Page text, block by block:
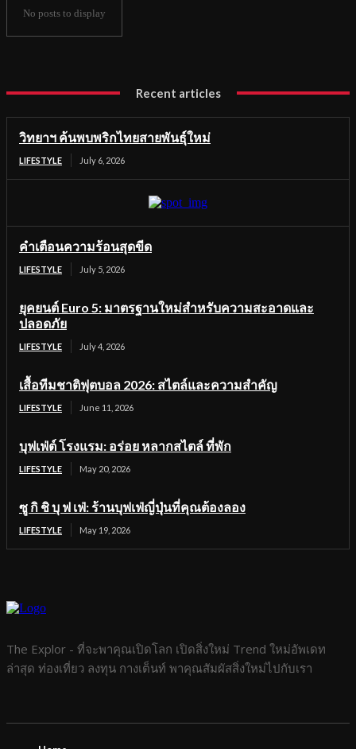
No posts to display
Recent articles
วิทยาฯ ค้นพบพริกไทยสายพันธุ์ใหม่
LIFESTYLE July 6, 2026
คำเตือนความร้อนสุดขีด
LIFESTYLE July 5, 2026
ยุคยนต์ Euro 5: มาตรฐานใหม่สำหรับความสะอาดและ
ปลอดภัย
LIFESTYLE July 4, 2026
เสื้อทีมชาติฟุตบอล 2026: สไตล์และความสำคัญ
LIFESTYLE June 11, 2026
บุฟเฟ่ต์ โรงแรม: อร่อย หลากสไตล์ ที่พัก
LIFESTYLE May 20, 2026
ซู กิ ชิ บุ ฟ เฟ่: ร้านบุฟเฟ่ญี่ปุ่นที่คุณต้องลอง
LIFESTYLE May 19, 2026
The Explor - ที่จะพาคุณเปิดโลก เปิดสิ่งใหม่ Trend ใหม่อัพเดท
ล่าสุด ท่องเที่ยว ลงทุน กางเต็นท์ พาคุณสัมผัสสิ่งใหม่ไปกับเรา